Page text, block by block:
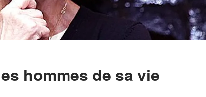
hommes de sa vie